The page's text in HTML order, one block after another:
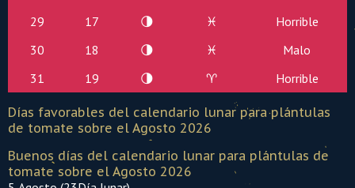
29
17 🌗 ♓
Horrible
30
18 🌗 ♓
Malo
31
19 🌗 ♈ Horrible
Días favorables del calendario lunar para plántulas
de tomate sobre el Agosto 2026
Buenos días del calendario lunar para plántulas de
tomate sobre el Agosto 2026